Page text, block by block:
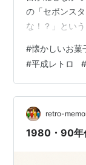
の「セボンス
な！？」とい
今でも忘れら
なんだか宝物
帰るのが待ち
す。 実は45年
なってから調
て実はもの凄
#懐かしいお菓
#平成レトロ
retro-
1980・90年